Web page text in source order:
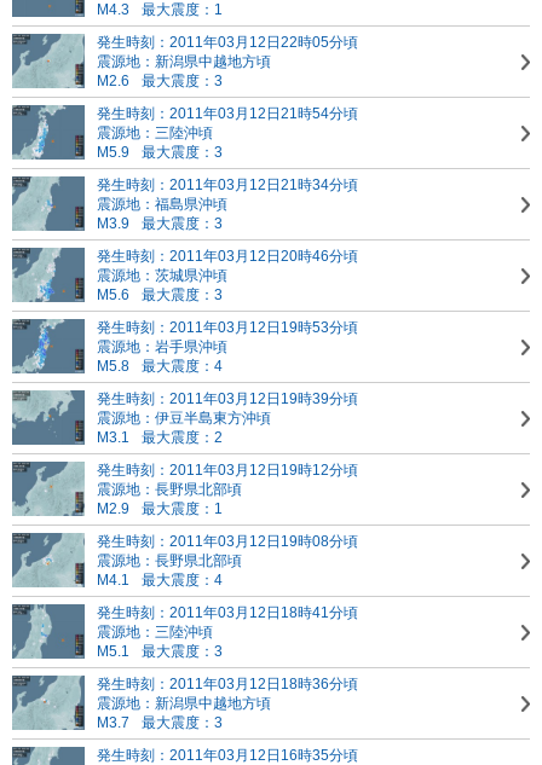
M4.3
最大震度：1
発生時刻：2011年03月12日22時05分頃
震源地：新潟県中越地方頃
M2.6
最大震度：3
発生時刻：2011年03月12日21時54分頃
震源地：三陸沖頃
M5.9
最大震度：3
発生時刻：2011年03月12日21時34分頃
震源地：福島県沖頃
M3.9
最大震度：3
発生時刻：2011年03月12日20時46分頃
震源地：茨城県沖頃
M5.6
最大震度：3
発生時刻：2011年03月12日19時53分頃
震源地：岩手県沖頃
M5.8
最大震度：4
発生時刻：2011年03月12日19時39分頃
震源地：伊豆半島東方沖頃
M3.1
最大震度：2
発生時刻：2011年03月12日19時12分頃
震源地：長野県北部頃
M2.9
最大震度：1
発生時刻：2011年03月12日19時08分頃
震源地：長野県北部頃
M4.1
最大震度：4
発生時刻：2011年03月12日18時41分頃
震源地：三陸沖頃
M5.1
最大震度：3
発生時刻：2011年03月12日18時36分頃
震源地：新潟県中越地方頃
M3.7
最大震度：3
発生時刻：2011年03月12日16時35分頃